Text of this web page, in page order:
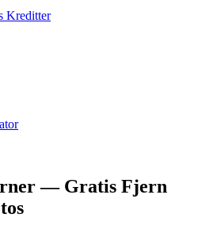
Kreditter
— Gratis Fjern